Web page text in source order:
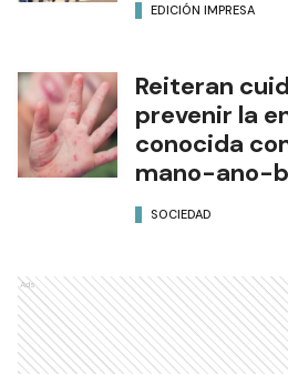
EDICIÓN IMPRESA
Reiteran
prevenir la
conocida
mano-ano-
SOCIEDAD
Ads